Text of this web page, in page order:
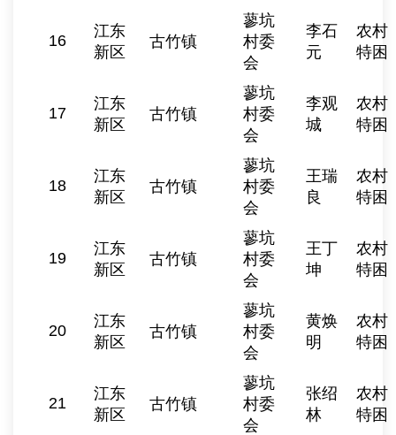
16
江东
新区
古竹镇
蓼坑
村委
会
李石
元
农村
特困
17
江东
新区
古竹镇
蓼坑
村委
会
李观
城
农村
特困
18
江东
新区
古竹镇
蓼坑
村委
会
王瑞
良
农村
特困
19
江东
新区
古竹镇
蓼坑
村委
会
王丁
坤
农村
特困
20
江东
新区
古竹镇
蓼坑
村委
会
黄焕
明
农村
特困
21
江东
新区
古竹镇
蓼坑
村委
会
张绍
林
农村
特困